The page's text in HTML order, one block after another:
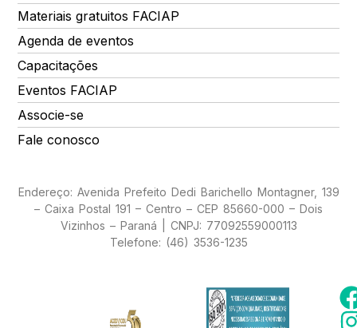
Materiais gratuitos FACIAP
Agenda de eventos
Capacitações
Eventos FACIAP
Associe-se
Fale conosco
Endereço: Avenida Prefeito Dedi Barichello Montagner, 139
– Caixa Postal 191 – Centro – CEP 85660-000 – Dois
Vizinhos – Paraná | CNPJ: 77092559000113
Telefone: (46) 3536-1235